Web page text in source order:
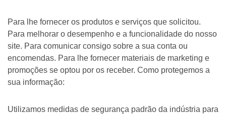
Para lhe fornecer os produtos e serviços que solicitou.
Para melhorar o desempenho e a funcionalidade do nosso
site. Para comunicar consigo sobre a sua conta ou
encomendas. Para lhe fornecer materiais de marketing e
promoções se optou por os receber. Como protegemos a
sua informação:
Utilizamos medidas de segurança padrão da indústria para